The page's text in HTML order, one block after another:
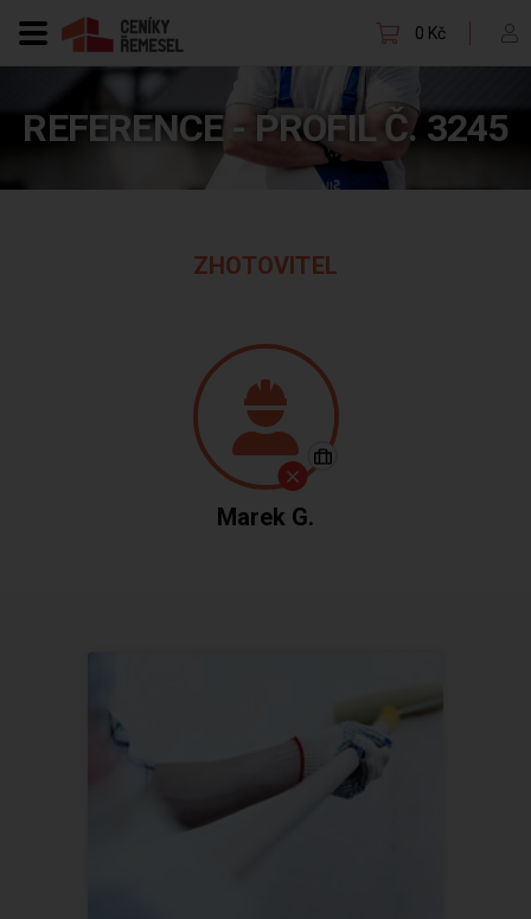
0 Kč
REFERENCE - PROFIL Č. 3245
ZHOTOVITEL
Marek G.